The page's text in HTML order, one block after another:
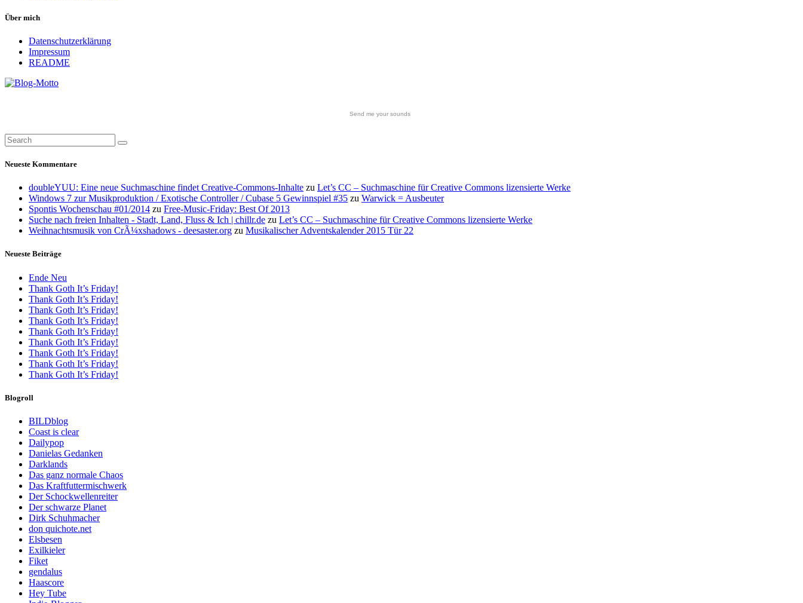
Über mich
Datenschutzerklärung
Impressum
README
Send me your sounds
Neueste Kommentare
doubleYUU: Eine neue Suchmaschine findet Creative-Commons-Inhalte zu Let’s CC – Suchmaschine für Creative Commons lizensierte Werke
Windows 7 zur Musikproduktion / Exotische Controller / Cubase 5 Gewinnspiel #35 zu Warwick = Ausbeuter
Spontis Wochenschau #01/2014 zu Free-Music-Friday: Best Of 2013
Suche nach freien Inhalten - Stadt, Land, Fluss & Ich | chillr.de zu Let’s CC – Suchmaschine für Creative Commons lizensierte Werke
Weihnachtsmusik von CrÃ¼xshadows - deesaster.org zu Musikalischer Adventskalender 2015 Tür 22
Neueste Beiträge
Ende Neu
Thank Goth It’s Friday!
Thank Goth It’s Friday!
Thank Goth It’s Friday!
Thank Goth It’s Friday!
Thank Goth It’s Friday!
Thank Goth It’s Friday!
Thank Goth It’s Friday!
Thank Goth It’s Friday!
Thank Goth It’s Friday!
Blogroll
BILDblog
Coast is clear
Dailypop
Danielas Gedanken
Darklands
Das ganz normale Chaos
Das Kraftfuttermischwerk
Der Schockwellenreiter
Der schwarze Planet
Dirk Schuhmacher
don quichote.net
Elsbesen
Exilkieler
Fiket
gendalus
Haascore
Hey Tube